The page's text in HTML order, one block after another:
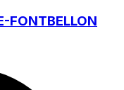
FONTBELLON